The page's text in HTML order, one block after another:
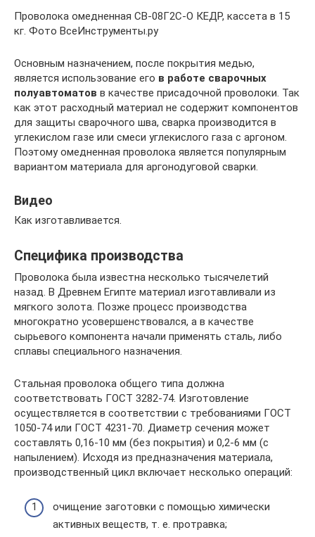
Проволока омедненная СВ-08Г2С-О КЕДР, кассета в 15
кг. Фото ВсеИнструменты.ру
Основным назначением, после покрытия медью,
является использование его в работе сварочных
полуавтоматов в качестве присадочной проволоки. Так
как этот расходный материал не содержит компонентов
для защиты сварочного шва, сварка производится в
углекислом газе или смеси углекислого газа с аргоном.
Поэтому омедненная проволока является популярным
вариантом материала для аргонодуговой сварки.
Видео
Как изготавливается.
Специфика производства
Проволока была известна несколько тысячелетий
назад. В Древнем Египте материал изготавливали из
мягкого золота. Позже процесс производства
многократно усовершенствовался, а в качестве
сырьевого компонента начали применять сталь, либо
сплавы специального назначения.
Стальная проволока общего типа должна
соответствовать ГОСТ 3282-74. Изготовление
осуществляется в соответствии с требованиями ГОСТ
1050-74 или ГОСТ 4231-70. Диаметр сечения может
составлять 0,16-10 мм (без покрытия) и 0,2-6 мм (с
напылением). Исходя из предназначения материала,
производственный цикл включает несколько операций:
очищение заготовки с помощью химически
активных веществ, т. е. протравка;